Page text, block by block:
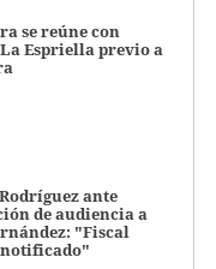
se reúne con
Espriella previo a
ante
de audiencia a
"Fiscal